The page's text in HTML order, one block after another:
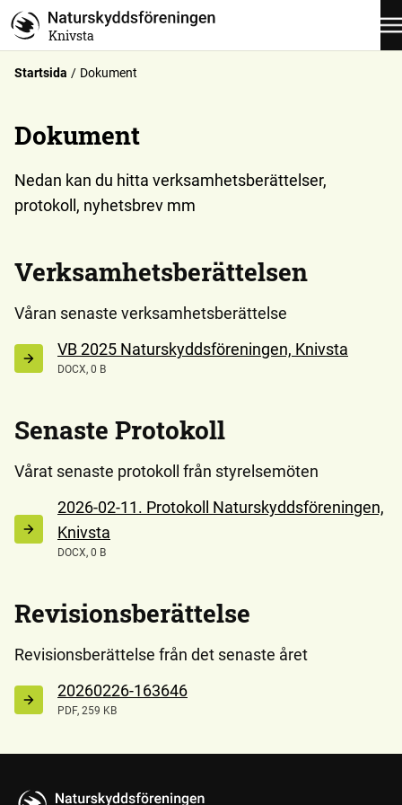
Knivsta
Startsida Dokument
Dokument
Nedan kan du hitta verksamhetsberättelser,
protokoll, nyhetsbrev mm
Verksamhetsberättelsen
Våran senaste verksamhetsberättelse
VB 2025 Naturskyddsföreningen, Knivsta
DOCX, 0 B
Senaste Protokoll
Vårat senaste protokoll från styrelsemöten
2026-02-11. Protokoll Naturskyddsföreningen,
Knivsta
DOCX, 0 B
Revisionsberättelse
Revisionsberättelse från det senaste året
20260226-163646
PDF, 259 KB